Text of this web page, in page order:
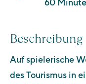
60
Beschreibung
Auf spielerische
des Tourismus in